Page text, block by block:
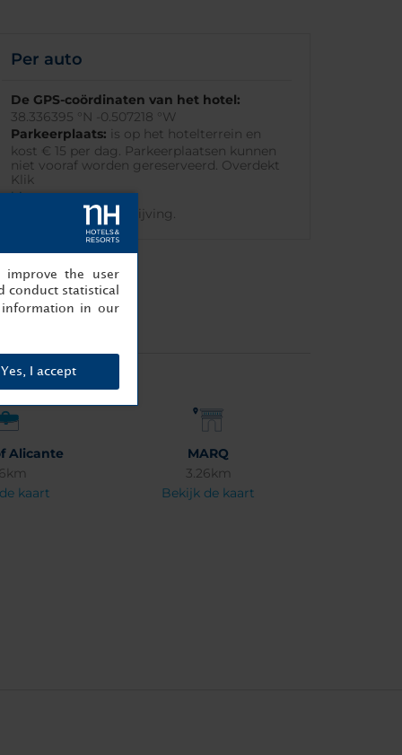
Per auto
De GPS-coördinaten van het hotel:
38.336395 °N -0.507218 °W
Parkeerplaats: is op het hotelterrein en
kost € 15 per dag. Parkeerplaatsen kunnen
niet vooraf worden gereserveerd. Overdekt
Klik
hier
voor de routebeschrijving.
Alicante
kaart
MARQ
3.26km
Bekijk de kaart
the user
conduct statistical
in our
Yes, I accept